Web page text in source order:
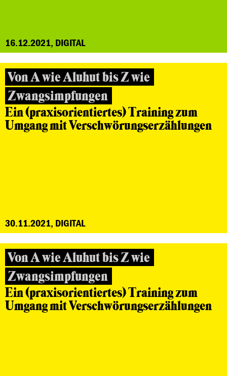
16.12.2021, DIGITAL
Von A wie Aluhut bis Z wie
Zwangsimpfungen
Ein (praxisorientiertes) Training zum
Umgang mit Verschwörungserzählungen
30.11.2021, DIGITAL
Von A wie Aluhut bis Z wie
Zwangsimpfungen
Ein (praxisorientiertes) Training zum
Umgang mit Verschwörungserzählungen